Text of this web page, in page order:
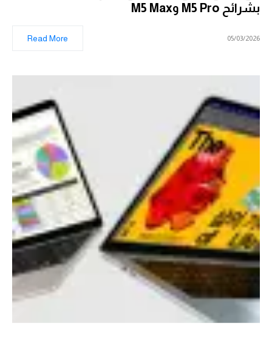
بشرائح M5 Pro وM5 Max
05/03/2026
Read More